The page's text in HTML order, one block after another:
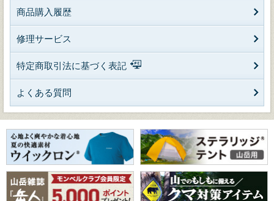
商品購入履歴
修理サービス
特定商取引法に基づく表記
よくある質問